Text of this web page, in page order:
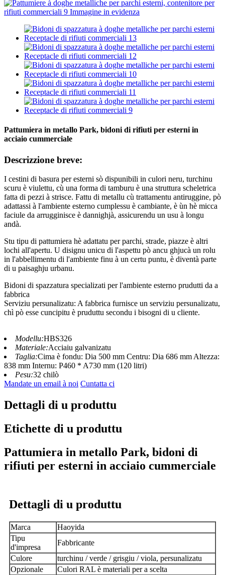
Pattumiera in metallo Park, bidoni di rifiuti per esterni in
acciaio cummerciale
Descrizzione breve:
I cestini di basura per esterni sò dispunibili in culori neru, turchinu
scuru è viulettu, cù una forma di tamburu è una struttura scheletrica
fatta di pezzi à strisce. Fattu di metallu cù trattamentu antiruggine, pò
adattassi à l'ambiente esterno cumplessu è cambiante, è ùn hè micca
faciule da arrugginisce è dannighjà, assicurendu un usu à longu
andà.
Stu tipu di pattumiera hè adattatu per parchi, strade, piazze è altri
lochi all'apertu. U disignu unicu di l'aspettu pò ancu ghjucà un rolu
in l'abbellimentu di l'ambiente finu à un certu puntu, è diventà parte
di u paisaghju urbanu.
Bidoni di spazzatura specializati per l'ambiente esterno prudutti da a
fabbrica
Serviziu persunalizatu: A fabbrica furnisce un serviziu persunalizatu,
chì pò esse cuncipitu è ​​pruduttu secondu i bisogni di u cliente.
Modellu:HBS326
Materiale:Acciaiu galvanizatu
Taglia:Cima è fondu: Dia 500 mm Centru: Dia 686 mm Altezza:
838 mm Internu: P460 * A730 mm (120 litri)
Pesu:32 chilò
Mandate un email à noi Cuntatta ci
Dettagli di u produttu
Etichette di u produttu
Pattumiera in metallo Park, bidoni di
rifiuti per esterni in acciaio cummerciale
Dettagli di u produttu
Marca
Haoyida
Tipu
d'impresa
Fabbricante
Culore
turchinu / verde / grisgiu / viola, persunalizatu
Opzionale
Culori RAL è materiali per a scelta